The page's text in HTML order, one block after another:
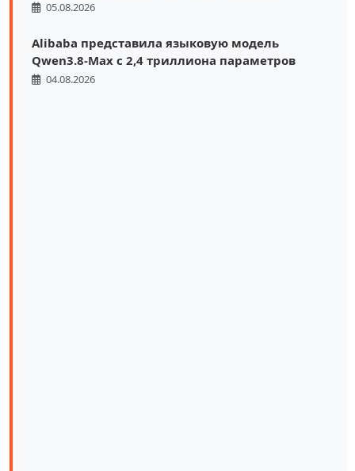
05.08.2026
Alibaba представила языковую модель
Qwen3.8-Max с 2,4 триллиона параметров
04.08.2026